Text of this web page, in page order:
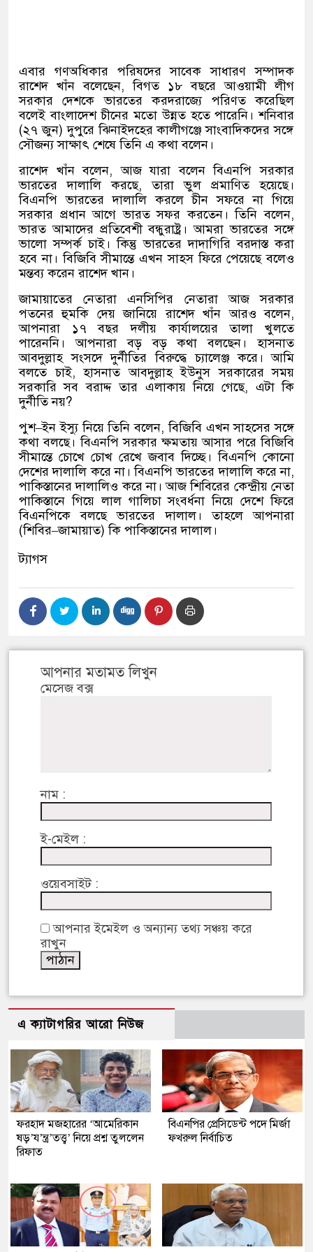
এবার গণঅধিকার পরিষদের সাবেক সাধারণ সম্পাদক
রাশেদ খাঁন বলেছেন,বিগত ১৮ বছরে আওয়ামী লীগ
সরকার দেশকে ভারতের করদরাজ্যে পরিণত করেছিল
বলেই বাংলাদেশ চীনের মতো উন্নত হতে পারেনি। শনিবার
(২৭ জুন)দুপুরে ঝিনাইদহের কালীগঞ্জে সাংবাদিকদের সঙ্গে
সৌজন্য সাক্ষাৎ শেষে তিনি এ কথা বলেন।
রাশেদ খাঁন বলেন,আজ যারা বলেন বিএনপি সরকার
ভারতের দালালি করছে,তারা ভুল প্রমাণিত হয়েছে।
বিএনপি ভারতের দালালি করলে চীন সফরে না গিয়ে
সরকার প্রধান আগে ভারত সফর করতেন। তিনি বলেন,
ভারত আমাদের প্রতিবেশী বন্ধুরাষ্ট্র। আমরা ভারতের সঙ্গে
ভালো সম্পর্ক চাই। কিন্তু ভারতের দাদাগিরি বরদাস্ত করা
হবে না। বিজিবি সীমান্তে এখন সাহস ফিরে পেয়েছে বলেও
মন্তব্য করেন রাশেদ খান।
জামায়াতের নেতারা এনসিপির নেতারা আজ সরকার
পতনের হুমকি দেয় জানিয়ে রাশেদ খাঁন আরও বলেন,
আপনারা ১৭ বছর দলীয় কার্যালয়ের তালা খুলতে
পারেননি। আপনারা বড় বড় কথা বলছেন। হাসনাত
আবদুল্লাহ সংসদে দুর্নীতির বিরুদ্ধে চ্যালেঞ্জ করে। আমি
বলতে চাই,হাসনাত আবদুল্লাহ ইউনুস সরকারের সময়
সরকারি সব বরাদ্দ তার এলাকায় নিয়ে গেছে, এটা কি
দুর্নীতি নয়?
পুশ–ইন ইস্যু নিয়ে তিনি বলেন,বিজিবি এখন সাহসের সঙ্গে
কথা বলছে। বিএনপি সরকার ক্ষমতায় আসার পরে বিজিবি
সীমান্তে চোখে চোখ রেখে জবাব দিচ্ছে। বিএনপি কোনো
দেশের দালালি করে না। বিএনপি ভারতের দালালি করে না,
পাকিস্তানের দালালিও করে না। আজ শিবিরের কেন্দ্রীয় নেতা
পাকিস্তানে গিয়ে লাল গালিচা সংবর্ধনা নিয়ে দেশে ফিরে
বিএনপিকে বলছে ভারতের দালাল। তাহলে আপনারা
(শিবির–জামায়াত)কি পাকিস্তানের দালাল।
ট্যাগস
আপনার মতামত লিখুন
মেসেজ বক্স
নাম :
ই-মেইল :
ওয়েবসাইট :
আপনার ইমেইল ও অন্যান্য তথ্য সঞ্চয় করে
রাখুন
এ ক্যাটাগরির আরো নিউজ
ফরহাদ মজহারের ‘আমেরিকান
ষড়’য’ন্ত্র’তত্ত্ব’ নিয়ে প্রশ্ন তুললেন
রিফাত
বিএনপির প্রেসিডেন্ট পদে মির্জা
ফখরুল নির্বাচিত